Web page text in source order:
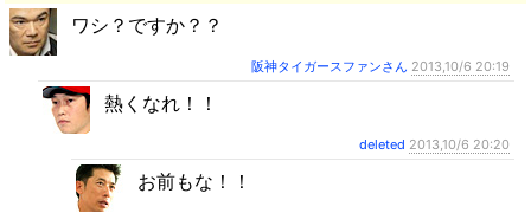
ワシ？ですか？？
阪神タイガースファンさん 2013,10/6 20:19
熱くなれ！！
deleted 2013,10/6 20:20
お前もな！！